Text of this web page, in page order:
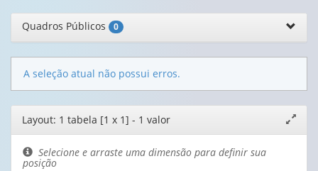
Quadros Públicos 0
A seleção atual não possui erros.
Editor
de
layout
janela
Layout: 1 tabela [1 x 1] - 1 valor
Selecione e arraste uma dimensão para definir sua
posição